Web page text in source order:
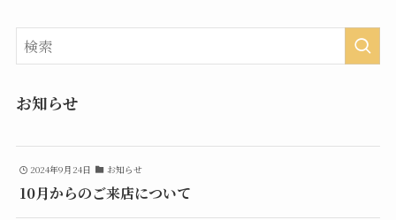
お知らせ
2024年9月24日 お知らせ
10月からのご来店について